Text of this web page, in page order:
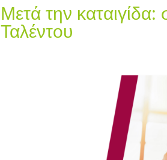
Μετά την
Ταλέντου